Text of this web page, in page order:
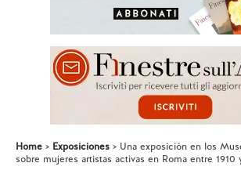
Home Exposiciones
Una exposición en los
sobre mujeres artistas activas en Roma entre 1910